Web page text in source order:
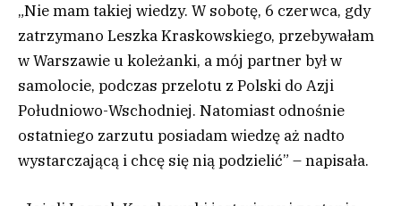
„Nie mam takiej wiedzy. W sobotę, 6 czerwca, gdy
zatrzymano Leszka Kraskowskiego, przebywałam
w Warszawie u koleżanki, a mój partner był w
samolocie, podczas przelotu z Polski do Azji
Południowo-Wschodniej. Natomiast odnośnie
ostatniego zarzutu posiadam wiedzę aż nadto
wystarczającą i chcę się nią podzielić” – napisała.